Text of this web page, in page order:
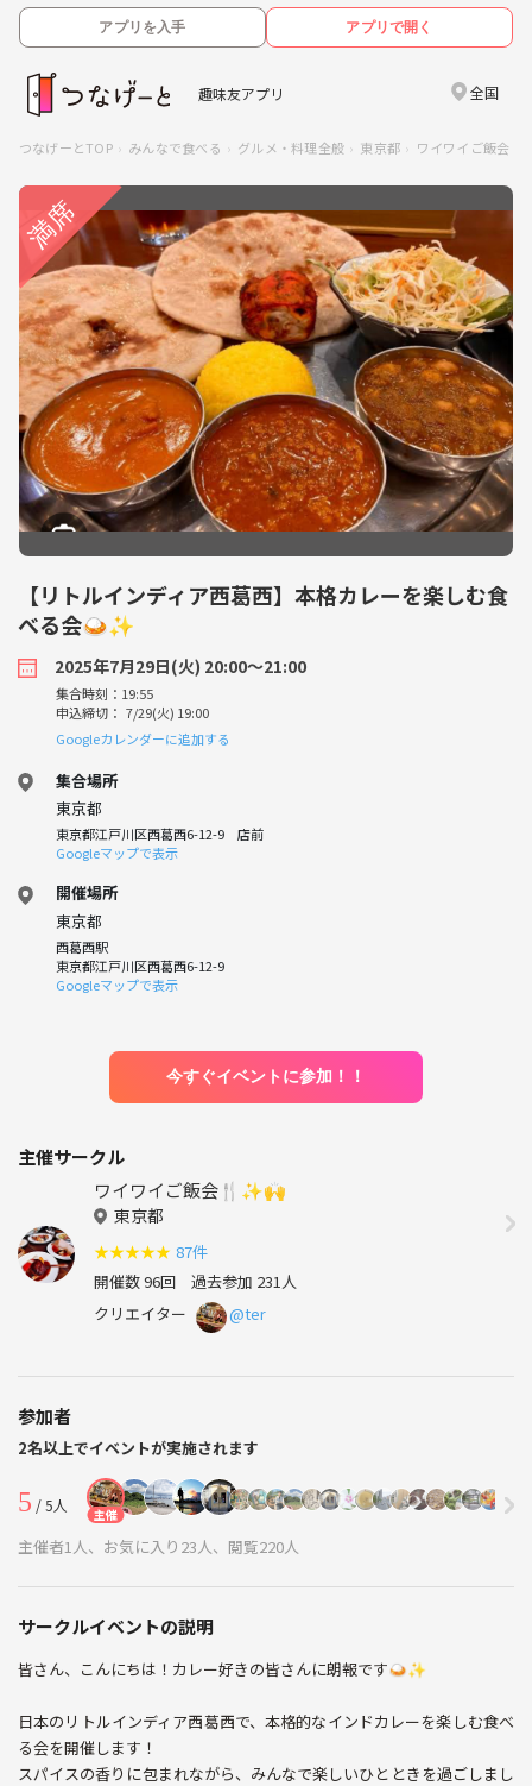
アプリを入手 アプリで開く
趣味友アプリ 全国
つなげーとTOP みんなで食べる グルメ・料理全般 東京都 ワイワイご飯会
【リトルインディア西葛西】本格カレーを楽しむ食
べる会🍛✨
2025年7月29日(火) 20:00〜21:00
集合時刻：19:55
申込締切： 7/29(火) 19:00
Googleカレンダーに追加する
集合場所
東京都
東京都江戸川区西葛西6-12-9 店前
Googleマップで表示
開催場所
東京都
西葛西駅
東京都江戸川区西葛西6-12-9
Googleマップで表示
今すぐイベントに参加！！
主催サークル
ワイワイご飯会🍴✨🙌
東京都
★★★★★ 87件
開催数 96回 過去参加 231人
クリエイター
@ter
参加者
2名以上でイベントが実施されます
5 / 5人 主催
主催者1人、お気に入り23人、閲覧220人
サークルイベントの説明
皆さん、こんにちは！カレー好きの皆さんに朗報です🍛✨
日本のリトルインディア西葛西で、本格的なインドカレーを楽しむ食べ
る会を開催します！
スパイスの香りに包まれながら、みんなで楽しいひとときを過ごしまし